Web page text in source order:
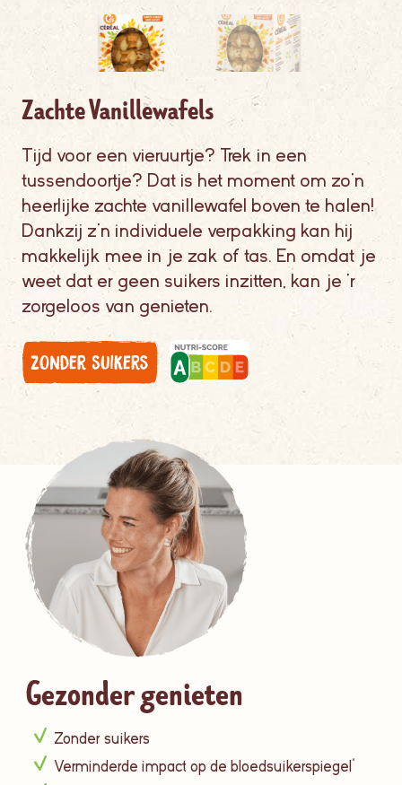
Zachte Vanillewafels
Tijd voor een vieruurtje? Trek in een
tussendoortje? Dat is het moment om zo'n
heerlijke zachte vanillewafel boven te halen!
Dankzij z'n individuele verpakking kan hij
makkelijk mee in je zak of tas. En omdat je
weet dat er geen suikers inzitten, kan je ‘r
zorgeloos van genieten.
Gezonder genieten
Zonder suikers
Verminderde impact op de bloedsuikerspiegel*